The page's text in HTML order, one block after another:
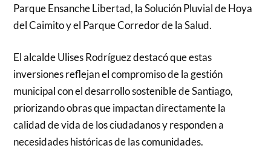
Parque Ensanche Libertad, la Solución Pluvial de Hoya
del Caimito y el Parque Corredor de la Salud.
El alcalde Ulises Rodríguez destacó que estas
inversiones reflejan el compromiso de la gestión
municipal con el desarrollo sostenible de Santiago,
priorizando obras que impactan directamente la
calidad de vida de los ciudadanos y responden a
necesidades históricas de las comunidades.